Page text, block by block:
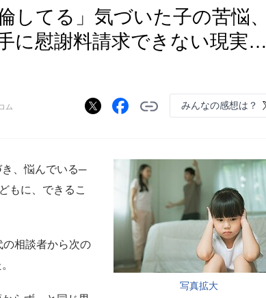
してる」気づいた子の苦悩、
に慰謝料請求できない現実…
ム みんなの感想は？
写真拡大
、悩んでいる─
もに、できるこ
の相談者から次の